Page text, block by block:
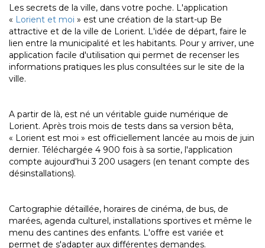
Les secrets de la ville, dans votre poche. L'application
« Lorient et moi » est une création de la start-up Be
attractive et de la ville de Lorient. L'idée de départ, faire le
lien entre la municipalité et les habitants. Pour y arriver, une
application facile d'utilisation qui permet de recenser les
informations pratiques les plus consultées sur le site de la
ville.
A partir de là, est né un véritable guide numérique de
Lorient. Après trois mois de tests dans sa version bêta,
« Lorient est moi » est officiellement lancée au mois de juin
dernier. Téléchargée 4 900 fois à sa sortie, l'application
compte aujourd'hui 3 200 usagers (en tenant compte des
désinstallations).
Cartographie détaillée, horaires de cinéma, de bus, de
marées, agenda culturel, installations sportives et même le
menu des cantines des enfants. L'offre est variée et
permet de s'adapter aux différentes demandes.